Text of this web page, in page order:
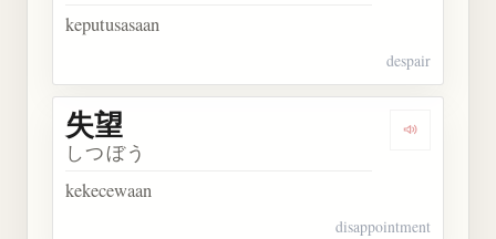
keputusasaan
despair
Dengarkan
失望
しつぼう
kekecewaan
disappointment